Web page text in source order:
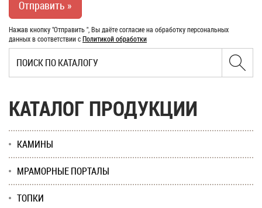
Нажав кнопку "Отправить ", Вы даёте согласие на обработку персональных
данных в соответствии сПолитикой обработки
КАТАЛОГ ПРОДУКЦИИ
КАМИНЫ
МРАМОРНЫЕ ПОРТАЛЫ
ТОПКИ